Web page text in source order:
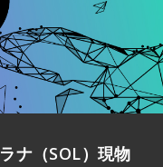
ナ（SOL）現物